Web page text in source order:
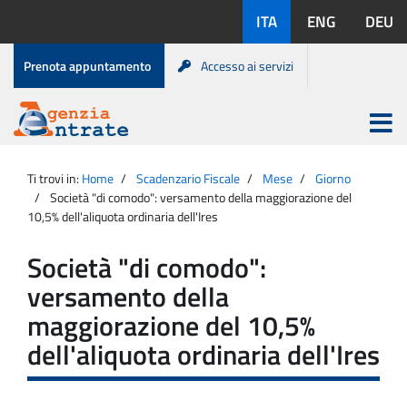
contenuto
disponibili:
ITA ENG DEU
Menu
di
servizio
Prenota appuntamento Accesso ai servizi
Agenzia
Entrate
Apri
menu
principale
Ti trovi in: Home Scadenzario Fiscale Mese
Giorno
Società "di comodo": versamento della maggiorazione del
10,5% dell'aliquota ordinaria dell'Ires
Società "di comodo":
versamento della
maggiorazione del 10,5%
dell'aliquota ordinaria dell'Ires